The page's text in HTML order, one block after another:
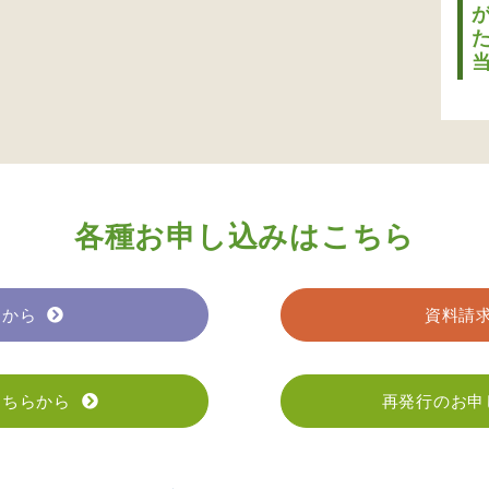
各種お申し込みはこちら
ら 資料請
らから 再発行のお